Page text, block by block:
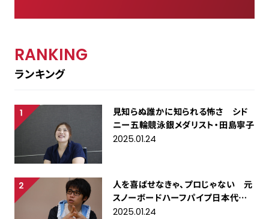
RANKING
ランキング
見知らぬ誰かに知られる怖さ シド
ニー五輪競泳銀メダリスト・田島寧子
2025.01.24
人を喜ばせなきゃ、プロじゃない 元
スノーボードハーフパイプ日本代表・
成田童夢
2025.01.24